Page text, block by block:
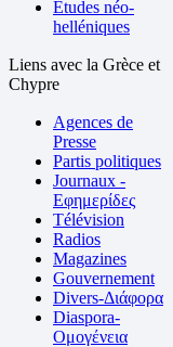
Etudes néo-
helléniques
Liens avec la Grèce et
Chypre
Agences de
Presse
Partis politiques
Journaux -
Εφημερίδες
Télévision
Radios
Magazines
Gouvernement
Divers-Διάφορα
Diaspora-
Ομογένεια